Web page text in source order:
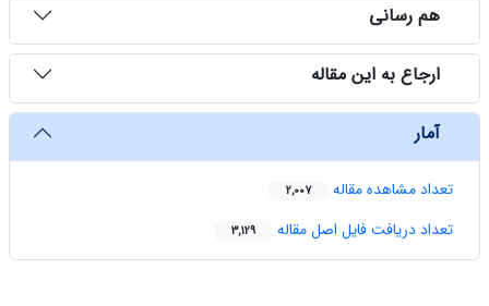
هم رسانی
ارجاع به این مقاله
آمار
تعداد مشاهده مقاله 2,007
تعداد دریافت فایل اصل مقاله 3,129